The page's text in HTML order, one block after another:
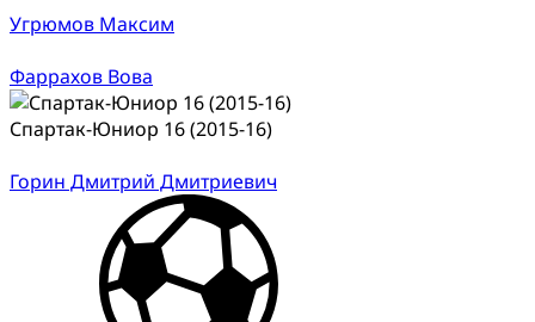
Угрюмов Максим
Фаррахов Вова
Спартак-Юниор 16 (2015-16)
Горин Дмитрий Дмитриевич